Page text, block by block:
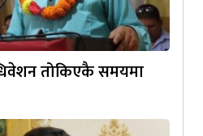
तोकिएकै समयमा